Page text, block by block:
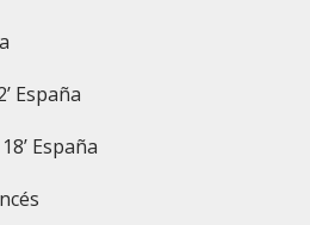
España
España